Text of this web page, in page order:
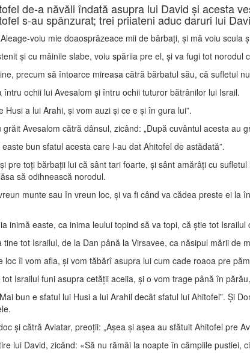
de-a năvăli îndată asupra lui David şi acesta
s-au spânzurat; trei priiateni aduc daruri lui
voiu mie doaosprăzeace mii de bărbaţi, şi mă voiu scula
şi cu mâinile slabe, voiu spăriia pre el, şi va fugi tot norodul
precum să întoarce mireasa cătră bărbatul său, că sufletul
ochii lui Avesalom şi întru ochii tuturor bătrânilor lui Israil.
Husi a lui Arahi, şi vom auzi şi ce e şi în gura lui”.
Avesalom cătră dânsul, zicând: „După cuvântul acesta au
bun sfatul acesta care l-au dat Ahitofel de astădată”.
pre toţi bărbaţii lui că sânt tari foarte, şi sânt amărâţi cu
să odihnească norodul.
munte sau în vreun loc, şi va fi când va cădea preste ei la
inimă easte, ca inima leului topind să va topi, că ştie tot
tot Israilul, de la Dan până la Virsavee, ca năsipul mării de
îl vom afla, şi vom tăbărî asupra lui cum cade roaoa pre
Israilul funi asupra cetăţii aceiia, şi o vom trage până în
bun e sfatul lui Husi a lui Arahil decât sfatul lui Ahitofel”. Şi
şi cătră Aviatar, preoţii: „Aşea şi aşea au sfătuit Ahitofel pre
lui David, zicând: «Să nu rămâi la noapte în câmpiile